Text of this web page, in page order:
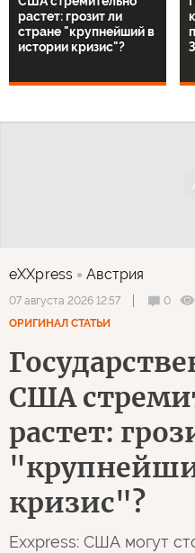
растет: грозит ли
стране "крупнейший в
истории кризис"?
eXXpress Австрия
07 августа 2026 12:57 0
ОРИГИНАЛ СТАТЬИ
США
растет:
кризис"?
Exxpress: США могут